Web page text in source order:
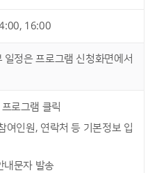
16:00
정은 프로그램 신청화면에서
로그램 클릭
여인원, 연락처 등 기본정보 입
내문자 발송